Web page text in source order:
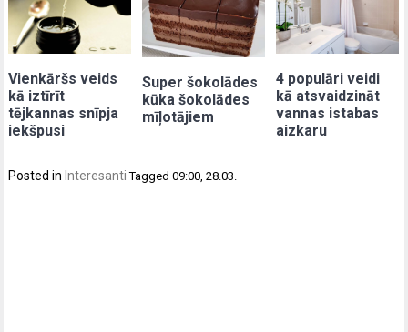
Vienkāršs veids
kā iztīrīt
tējkannas snīpja
iekšpusi
Super šokolādes
kūka šokolādes
mīļotājiem
4 populāri veidi
kā atsvaidzināt
vannas istabas
aizkaru
Posted in Interesanti Tagged09:00,28.03.